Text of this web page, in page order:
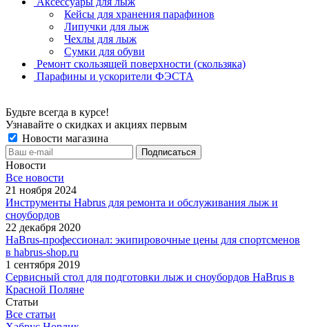
Кейсы для хранения парафинов
Липучки для лыж
Чехлы для лыж
Сумки для обуви
Ремонт скользящей поверхности (скользяка)
Парафины и ускорители ФЭСТА
Будьте всегда в курсе!
Узнавайте о скидках и акциях первым
Новости магазина
Новости
Все новости
21 ноября 2024
Инструменты Habrus для ремонта и обслуживания лыж и
сноубордов
22 декабря 2020
HaBrus-профессионал: экипировочные цены для спортсменов
в habrus-shop.ru
1 сентября 2019
Сервисный стол для подготовки лыж и сноубордов HaBrus в
Красной Поляне
Статьи
Все статьи